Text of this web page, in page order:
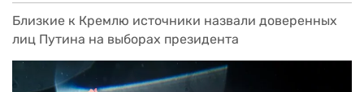
Близкие к Кремлю источники назвали доверенных
лиц Путина на выборах президента